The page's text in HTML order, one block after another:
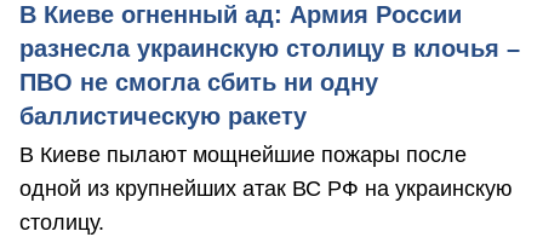
В Киеве огненный ад: Армия России
разнесла украинскую столицу в клочья –
ПВО не смогла сбить ни одну
баллистическую ракету
В Киеве пылают мощнейшие пожары после
одной из крупнейших атак ВС РФ на украинскую
столицу.